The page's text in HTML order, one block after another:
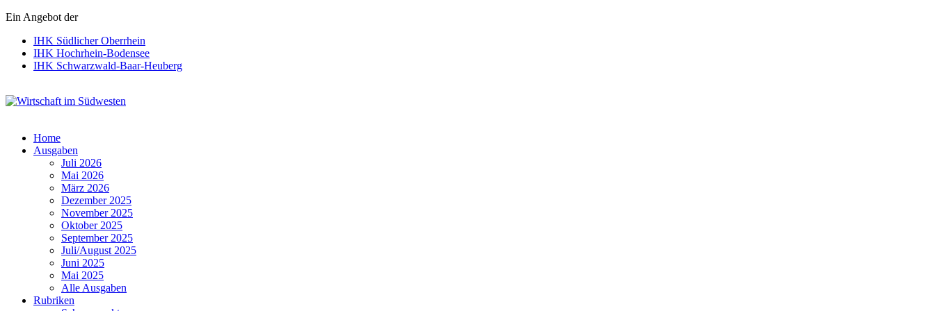
Ein Angebot der
IHK Südlicher Oberrhein
IHK Hochrhein-Bodensee
IHK Schwarzwald-Baar-Heuberg
Home
Ausgaben
Juli 2026
Mai 2026
März 2026
Dezember 2025
November 2025
Oktober 2025
September 2025
Juli/August 2025
Juni 2025
Mai 2025
Alle Ausgaben
Rubriken